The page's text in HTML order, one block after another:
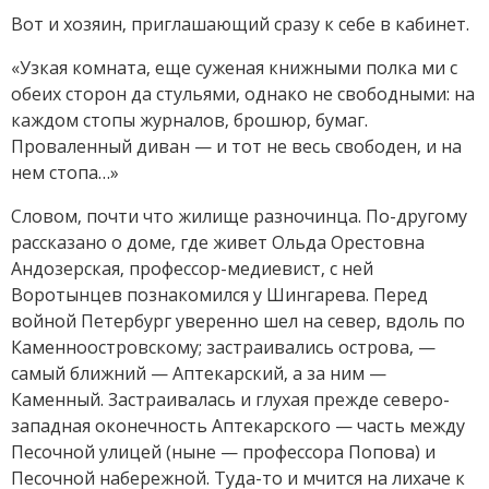
Вот и хозяин, приглашающий сразу к себе в кабинет.
«Узкая комната, еще суженая книжными полка ми с
обеих сторон да стульями, однако не свободными: на
каждом стопы журналов, брошюр, бумаг.
Проваленный диван — и тот не весь свободен, и на
нем стопа…»
Словом, почти что жилище разночинца. По-другому
рассказано о доме, где живет Ольда Орестовна
Андозерская, профессор-медиевист, с ней
Воротынцев познакомился у Шингарева. Перед
войной Петербург уверенно шел на север, вдоль по
Каменно­ост­ров­ско­му; застраивались острова, —
самый ближний — Аптекарский, а за ним —
Каменный. За­стра­ивалась и глухая прежде северо-
западная оконечность Аптекарского — часть между
Песочной улицей (ныне — профессора Попова) и
Песочной набережной. Туда-то и мчится на лихаче к